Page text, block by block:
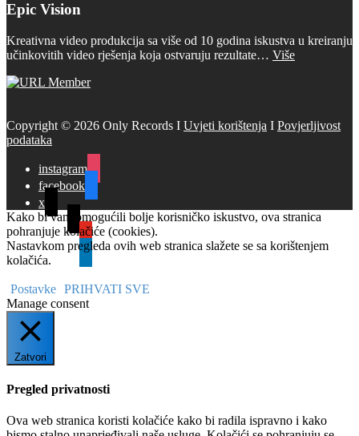
Epic Vision
Kreativna video produkcija sa više od 10 godina iskustva u kreiranju
učinkovitih video rješenja koja ostvaruju rezultate… Više
Copyright © 2026 Only Records I Uvjeti korištenja I Povjerljivost
podataka
instagram
facebook
x
tiktok
youtube
linkedin
Kako bi vam omogućili bolje korisničko iskustvo, ova stranica
pohranjuje kolačiće (cookies).
Nastavkom pregleda ovih web stranica slažete se sa korištenjem
kolačića.
Postavke PRIHVATI SVE
Manage consent
Zatvori
Pregled privatnosti
Ova web stranica koristi kolačiće kako bi radila ispravno i kako